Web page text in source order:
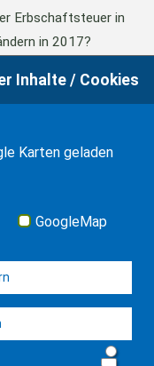
Erbschaftsteuer in
in 2017?
der
Inhalte / Cookies
Karten geladen
GoogleMap